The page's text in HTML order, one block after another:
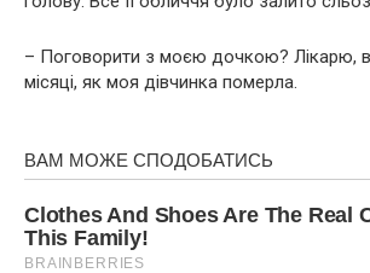
– Поговорити з моєю дочкою? Лікарю,
місяці, як моя дівчинка пoмеpла.